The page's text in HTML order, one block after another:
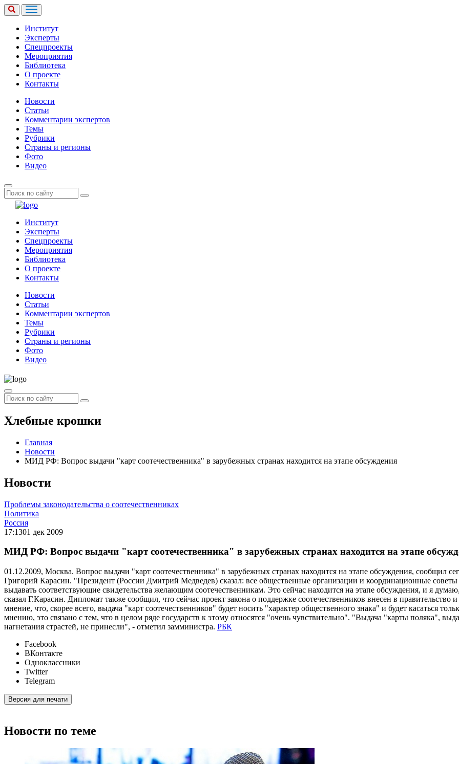
Институт
Эксперты
Спецпроекты
Мероприятия
Библиотека
О проекте
Контакты
Новости
Статьи
Комментарии экспертов
Темы
Рубрики
Страны и регионы
Фото
Видео
Институт
Эксперты
Спецпроекты
Мероприятия
Библиотека
О проекте
Контакты
Новости
Статьи
Комментарии экспертов
Темы
Рубрики
Страны и регионы
Фото
Видео
Хлебные крошки
Главная
Новости
МИД РФ: Вопрос выдачи "карт соотечественника" в зарубежных странах находится на этапе обсуждения
Новости
Проблемы законодательства о соотечественниках
Политика
Россия
17:1301 дек 2009
МИД РФ: Вопрос выдачи "карт соотечественника" в зарубежных странах находится на этапе
01.12.2009, Москва. Вопрос выдачи "карт соотечественника" в зарубежных странах находится на этапе обсуждения, сообщил
Григорий Карасин. "Президент (России Дмитрий Медведев) сказал: все общественные организации и координационные советы
выдавать соответствующие свидетельства желающим соотечественникам. Это сейчас находится на этапе обсуждения, и я
сказал Г.Карасин. Дипломат также сообщил, что сейчас проект закона о поддержке соотечественников внесен в
мнение, что, скорее всего, выдача "карт соотечественников" будет носить "характер общественного знака" и будет касаться
мнению, это связано с тем, что в целом ряде государств к этому относятся "очень чувствительно". "Выдача "карты поляка",
нагнетания страстей, не принесли", - отметил замминистра. РБК
Facebook
ВКонтакте
Одноклассники
Twitter
Telegram
Версия для печати
Новости по теме